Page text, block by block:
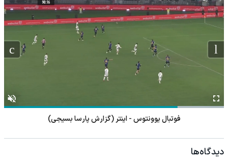
فوتبال یوونتوس - اینتر (گزارش پارسا بسیجی)
دیدگاه‌ها